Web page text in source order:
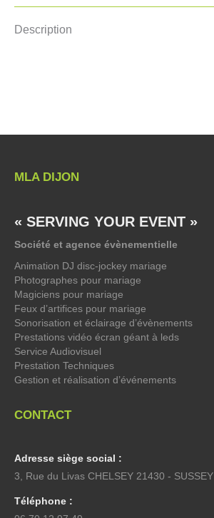
Description
MLA DIJON
« SERVING YOUR EVENT »
Société et agence évènementielle
Animation DJ disc-jockey mariage
Photographes pour mariage
Magiciens pour mariage
Feux d’artifices pour mariage
Sonorisation et éclairage d’évènements
Prestations vidéo écran géant à leds
Service Audiovisuel
Prestation Techniques
Gestion et réalisation d’événements
CONTACT
Adresse siège social :
3, Rue du Livas CHELSEY 21430 - SUSSEY
Téléphone :